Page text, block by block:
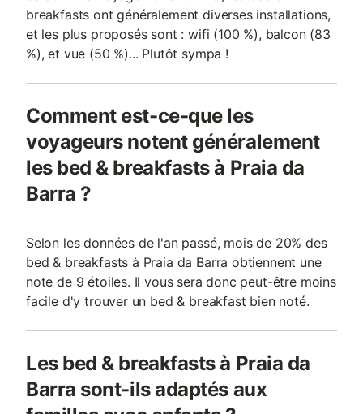
breakfasts ont généralement diverses installations,
et les plus proposés sont : wifi (100 %), balcon (83
%), et vue (50 %)... Plutôt sympa !
Comment est-ce-que les
voyageurs notent généralement
les bed & breakfasts à Praia da
Barra ?
Selon les données de l'an passé, mois de 20% des
bed & breakfasts à Praia da Barra obtiennent une
note de 9 étoiles. Il vous sera donc peut-être moins
facile d'y trouver un bed & breakfast bien noté.
Les bed & breakfasts à Praia da
Barra sont-ils adaptés aux